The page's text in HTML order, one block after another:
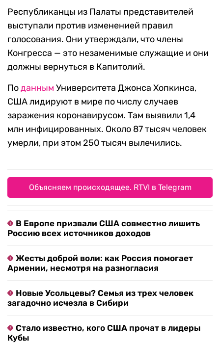
Республиканцы из Палаты представителей
выступали против измененией правил
голосования. Они утверждали, что члены
Конгресса — это незаменимые служащие и они
должны вернуться в Капитолий.
Поданным Университета Джонса Хопкинса,
США лидируют в мире по числу случаев
заражения коронавирусом. Там выявили 1,4
млн инфицированных. Около 87 тысяч человек
умерли, при этом 250 тысяч вылечились.
Объясняем происходящее. RTVI в Telegram
В Европе призвали США совместно лишить
Россию всех источников доходов
Жесты доброй воли: как Россия помогает
Армении, несмотря на разногласия
Новые Усольцевы? Семья из трех человек
загадочно исчезла в Сибири
Стало известно, кого США прочат в лидеры
Кубы